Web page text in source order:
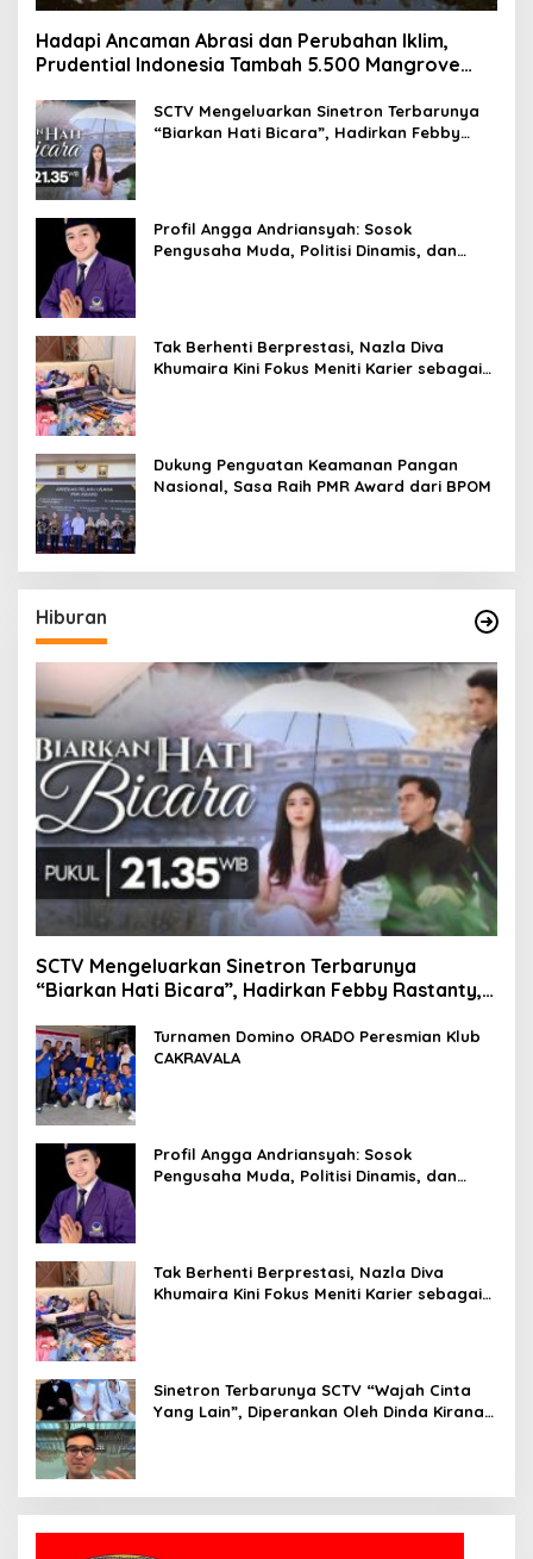
Hadapi Ancaman Abrasi dan Perubahan Iklim,
Prudential Indonesia Tambah 5.500 Mangrove
SCTV Mengeluarkan Sinetron Terbarunya
“Biarkan Hati Bicara”, Hadirkan Febby
Profil Angga Andriansyah: Sosok
Pengusaha Muda, Politisi Dinamis, dan
Tak Berhenti Berprestasi, Nazla Diva
Khumaira Kini Fokus Meniti Karier sebagai
Dukung Penguatan Keamanan Pangan
Nasional, Sasa Raih PMR Award dari BPOM
Hiburan
SCTV Mengeluarkan Sinetron Terbarunya
“Biarkan Hati Bicara”, Hadirkan Febby Rastanty,
Turnamen Domino ORADO Peresmian Klub
CAKRAVALA
Profil Angga Andriansyah: Sosok
Pengusaha Muda, Politisi Dinamis, dan
Tak Berhenti Berprestasi, Nazla Diva
Khumaira Kini Fokus Meniti Karier sebagai
Sinetron Terbarunya SCTV “Wajah Cinta
Yang Lain”, Diperankan Oleh Dinda Kirana,